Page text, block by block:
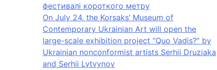
фестивалі короткого метру
On July 24, the Korsaks’ Museum of
Contemporary Ukrainian Art will open the
large-scale exhibition project “Quo Vadis?” by
Ukrainian nonconformist artists Serhii Druziaka
and Serhii Lytvynov